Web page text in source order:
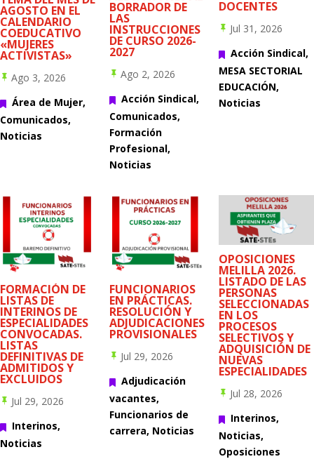
AGOSTO EN EL
CALENDARIO
COEDUCATIVO
«MUJERES
ACTIVISTAS»
 Ago 3, 2026
 Área de Mujer,
Comunicados,
Noticias
BORRADOR DE
LAS
INSTRUCCIONES
DE CURSO 2026-
2027
 Ago 2, 2026
 Acción Sindical,
Comunicados,
Formación
Profesional,
Noticias
DOCENTES
 Jul 31, 2026
 Acción Sindical,
MESA SECTORIAL
EDUCACIÓN,
Noticias
FORMACIÓN DE
LISTAS DE
INTERINOS DE
ESPECIALIDADES
CONVOCADAS.
LISTAS
DEFINITIVAS DE
ADMITIDOS Y
EXCLUIDOS
 Jul 29, 2026
 Interinos,
Noticias
FUNCIONARIOS
EN PRÁCTICAS.
RESOLUCIÓN Y
ADJUDICACIONES
PROVISIONALES
 Jul 29, 2026

Adjudicación
vacantes,
Funcionarios de
carrera, Noticias
OPOSICIONES
MELILLA 2026.
LISTADO DE LAS
PERSONAS
SELECCIONADAS
EN LOS
PROCESOS
SELECTIVOS Y
ADQUISICIÓN DE
NUEVAS
ESPECIALIDADES
 Jul 28, 2026
 Interinos,
Noticias,
Oposiciones